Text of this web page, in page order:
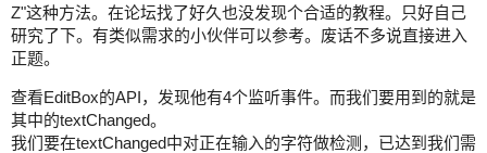
Z"这种方法。在论坛找了好久也没发现个合适的教程。只好自己
研究了下。有类似需求的小伙伴可以参考。废话不多说直接进入
正题。
查看EditBox的API，发现他有4个监听事件。而我们要用到的就是
其中的textChanged。
我们要在textChanged中对正在输入的字符做检测，已达到我们需